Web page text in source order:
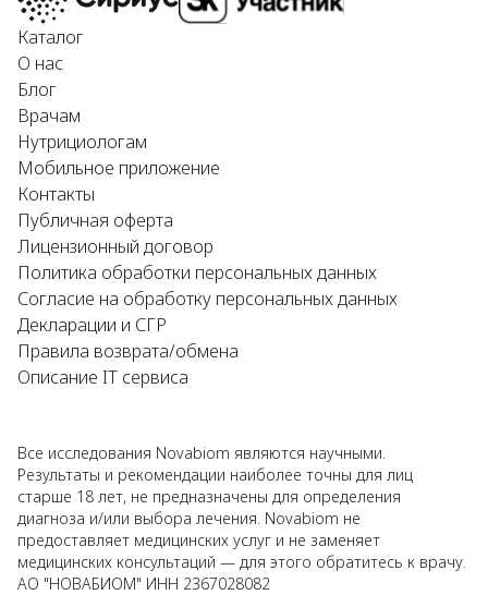
Каталог
О нас
Блог
Врачам
Нутрициологам
Мобильное приложение
Контакты
Публичная оферта
Лицензионный договор
Политика обработки персональных данных
Согласие на обработку персональных данных
Декларации и СГР
Правила возврата/обмена
Описание IT сервиса
Все исследования Novabiom являются научными.
Результаты и рекомендации наиболее точны для лиц
старше 18 лет, не предназначены для определения
диагноза и/или выбора лечения. Novabiom не
предоставляет медицинских услуг и не заменяет
медицинских консультаций — для этого обратитесь к врачу.
АО "НОВАБИОМ" ИНН 2367028082